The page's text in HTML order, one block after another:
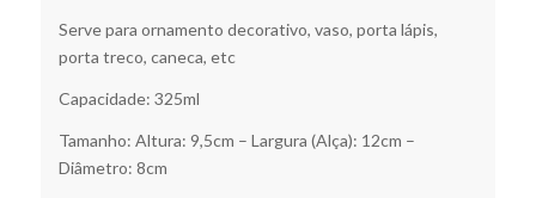
Serve para ornamento decorativo, vaso, porta lápis,
porta treco, caneca, etc
Capacidade: 325ml
Tamanho: Altura: 9,5cm – Largura (Alça): 12cm –
Diâmetro: 8cm